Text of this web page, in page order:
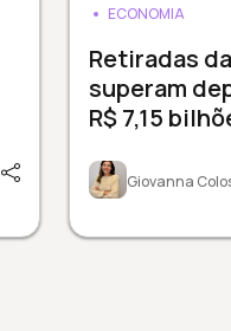
ECONOMIA
Retiradas
superam
R$ 7,15
Giovanna